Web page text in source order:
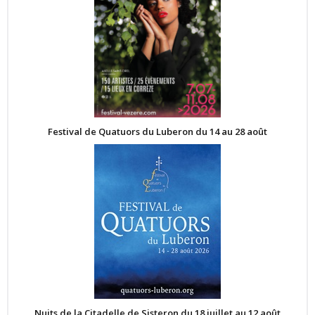
Festival de Quatuors du Luberon du 14 au 28 août